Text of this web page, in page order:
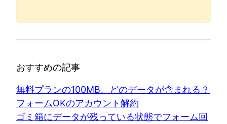
おすすめの記事
無料プランの100MB、どのデータが含まれる？
フォームOKのアカウント解約
ゴミ箱にデータが残っている状態でフォーム回